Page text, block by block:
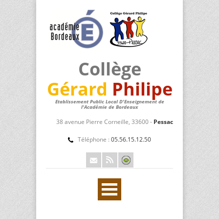
Collège
Gérard Philipe
Etablissement Public Local D'Enseignement de
l'Académie de Bordeaux
38 avenue Pierre Corneille, 33600 - Pessac
Téléphone : 05.56.15.12.50